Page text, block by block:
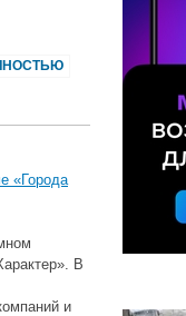
«Города
В
и